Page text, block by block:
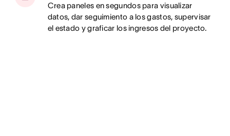
Crea paneles en segundos para visualizar
datos, dar seguimiento a los gastos, supervisar
el estado y graficar los ingresos del proyecto.